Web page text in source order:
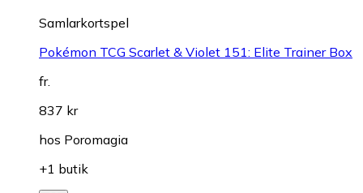
Samlarkortspel
Pokémon TCG Scarlet & Violet 151: Elite Trainer Box
fr.
837 kr
hos Poromagia
+1 butik